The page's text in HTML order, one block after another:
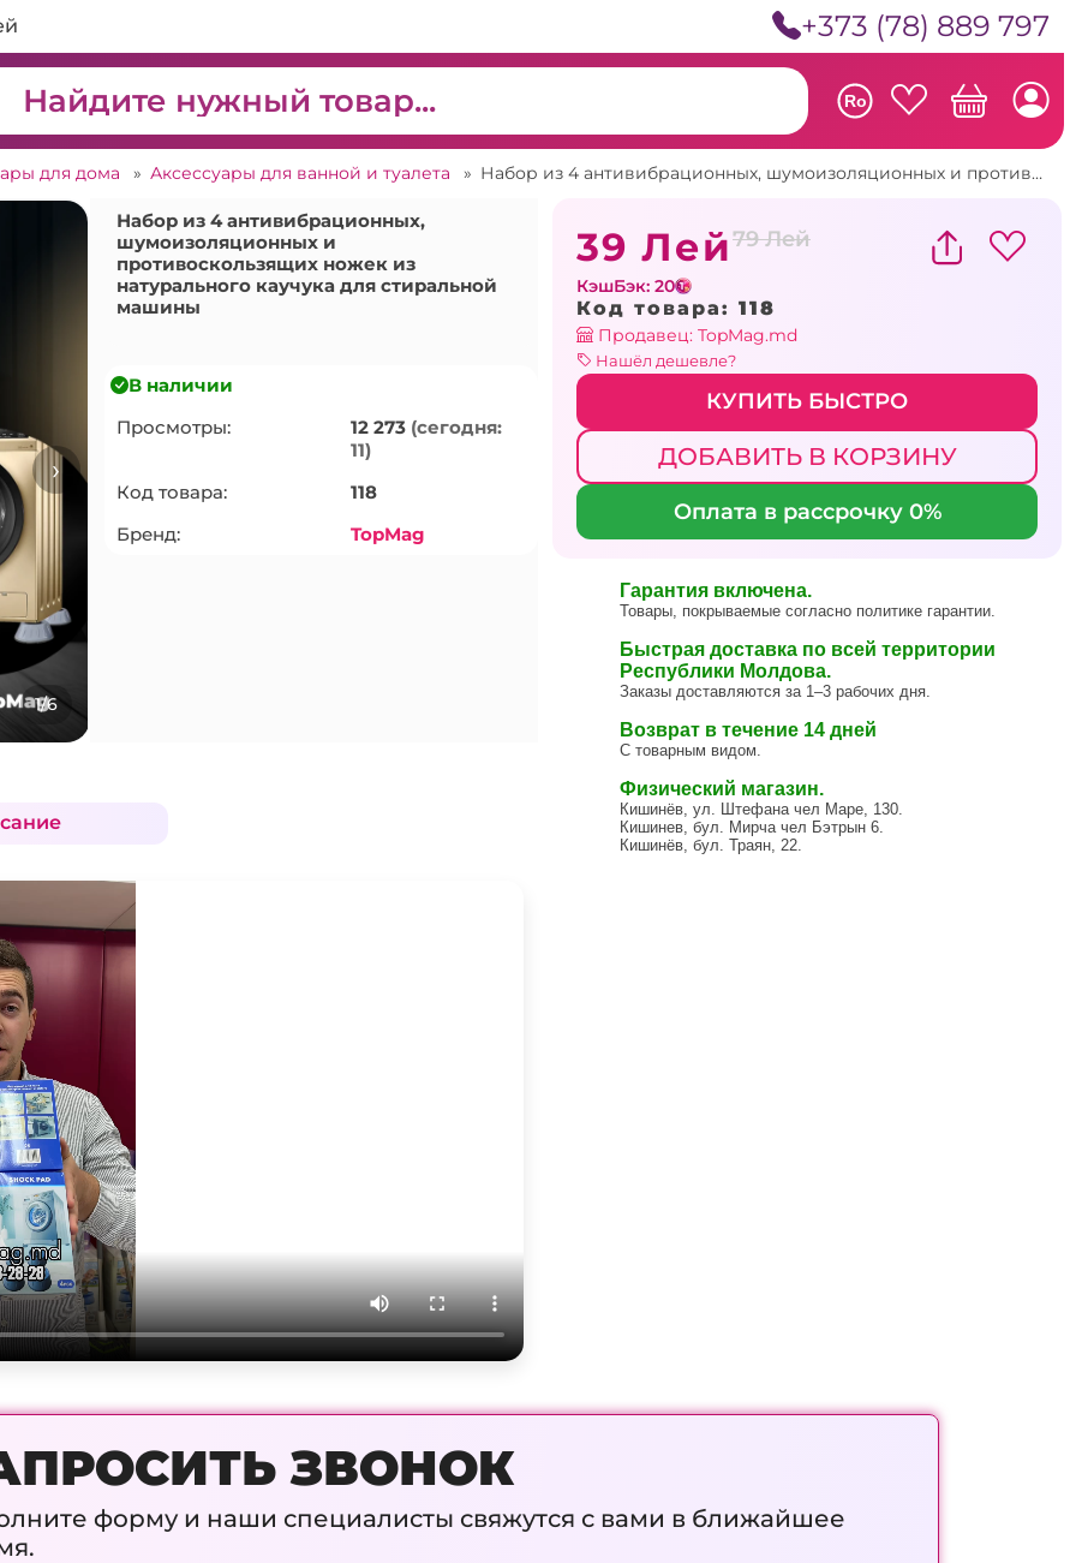
+373 (78) 889 797
Ro
для дома » Аксессуары для ванной и туалета » Набор из 4 антивибрационных, шумоизоляционных и противоскользящих ножек из натурального каучука для стиральной машины
1/6
›
Набор из 4 антивибрационных,
шумоизоляционных и
противоскользящих ножек из
натурального каучука для стиральной
машины
В наличии
Просмотры:
12 273 (сегодня:
11)
Код товара:
118
Бренд:
TopMag
39 Лей79 Лей
КэшБэк: 20
Код товара: 118
Продавец: TopMag.md
Нашёл дешевле?
КУПИТЬ БЫСТРО
ДОБАВИТЬ В КОРЗИНУ
Оплата в рассрочку 0%
Гарантия включена.
Товары, покрываемые согласно политике гарантии.
Быстрая доставка по всей территории
Республики Молдова.
Заказы доставляются за 1–3 рабочих дня.
Возврат в течение 14 дней
С товарным видом.
Физический магазин.
Кишинёв, ул. Штефана чел Маре, 130.
Кишинев, бул. Мирча чел Бэтрын 6.
Кишинёв, бул. Траян, 22.
ЗВОНОК
форму и наши специалисты свяжутся с вами в ближайшее